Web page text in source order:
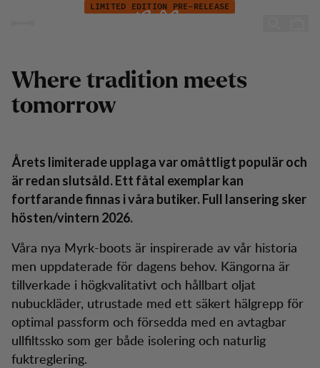
Hoppa till innehåll
Myrk Insulated Pull-On BootLIMITED EDITION PRE-RELEASE
Where tradition meets
tomorrow
Årets limiterade upplaga var omåttligt populär och
är redan slutsåld. Ett fåtal exemplar kan
fortfarande finnas i våra butiker. Full lansering sker
hösten/vintern 2026.
Våra nya Myrk-boots är inspirerade av vår historia
men uppdaterade för dagens behov. Kängorna är
tillverkade i högkvalitativt och hållbart oljat
nubuckläder, utrustade med ett säkert hälgrepp för
optimal passform och försedda med en avtagbar
ullfiltssko som ger både isolering och naturlig
fuktreglering.